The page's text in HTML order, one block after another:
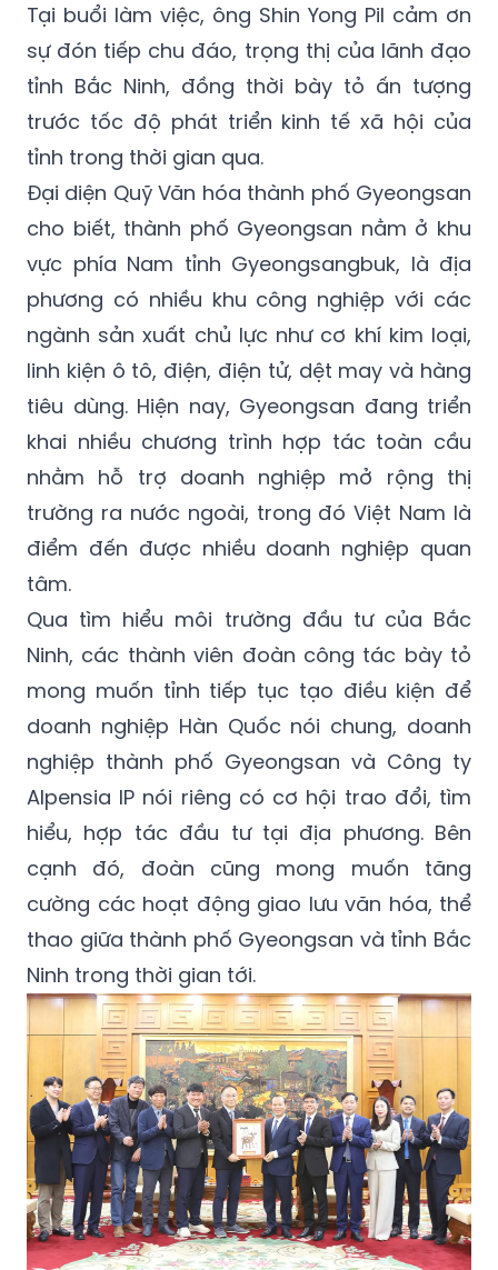
Tại buổi làm việc, ông Shin Yong Pil cảm ơn
sự đón tiếp chu đáo, trọng thị của lãnh đạo
tỉnh Bắc Ninh, đồng thời bày tỏ ấn tượng
trước tốc độ phát triển kinh tế xã hội của
tỉnh trong thời gian qua.
Đại diện Quỹ Văn hóa thành phố Gyeongsan
cho biết, thành phố Gyeongsan nằm ở khu
vực phía Nam tỉnh Gyeongsangbuk, là địa
phương có nhiều khu công nghiệp với các
ngành sản xuất chủ lực như cơ khí kim loại,
linh kiện ô tô, điện, điện tử, dệt may và hàng
tiêu dùng. Hiện nay, Gyeongsan đang triển
khai nhiều chương trình hợp tác toàn cầu
nhằm hỗ trợ doanh nghiệp mở rộng thị
trường ra nước ngoài, trong đó Việt Nam là
điểm đến được nhiều doanh nghiệp quan
tâm.
Qua tìm hiểu môi trường đầu tư của Bắc
Ninh, các thành viên đoàn công tác bày tỏ
mong muốn tỉnh tiếp tục tạo điều kiện để
doanh nghiệp Hàn Quốc nói chung, doanh
nghiệp thành phố Gyeongsan và Công ty
Alpensia IP nói riêng có cơ hội trao đổi, tìm
hiểu, hợp tác đầu tư tại địa phương. Bên
cạnh đó, đoàn cũng mong muốn tăng
cường các hoạt động giao lưu văn hóa, thể
thao giữa thành phố Gyeongsan và tỉnh Bắc
Ninh trong thời gian tới.